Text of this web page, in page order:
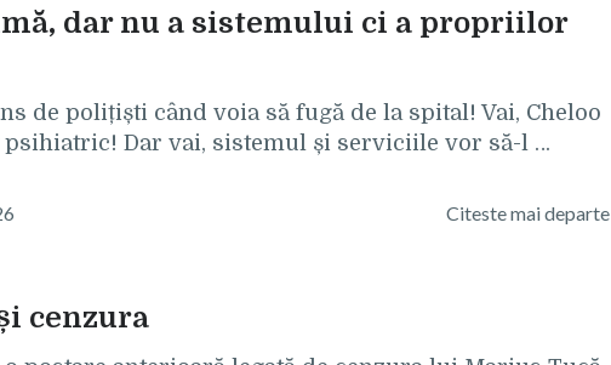
dar nu a sistemului ci a propriilor
de polițiști când voia să fugă de la spital! Vai, Cheloo
psihiatric! Dar vai, sistemul și serviciile vor să-l …
Citeste mai departe
cenzura